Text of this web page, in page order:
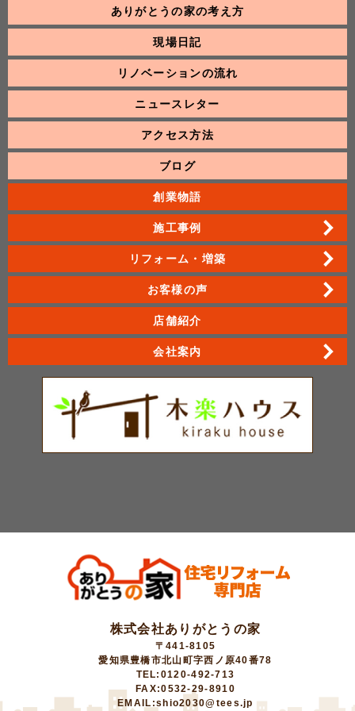
ありがとうの家の考え方
現場日記
リノベーションの流れ
ニュースレター
アクセス方法
ブログ
創業物語
施工事例
リフォーム・増築
お客様の声
店舗紹介
会社案内
株式会社ありがとうの家
〒441-8105
愛知県豊橋市北山町字西ノ原40番78
TEL:0120-492-713
FAX:0532-29-8910
EMAIL:shio2030@tees.jp